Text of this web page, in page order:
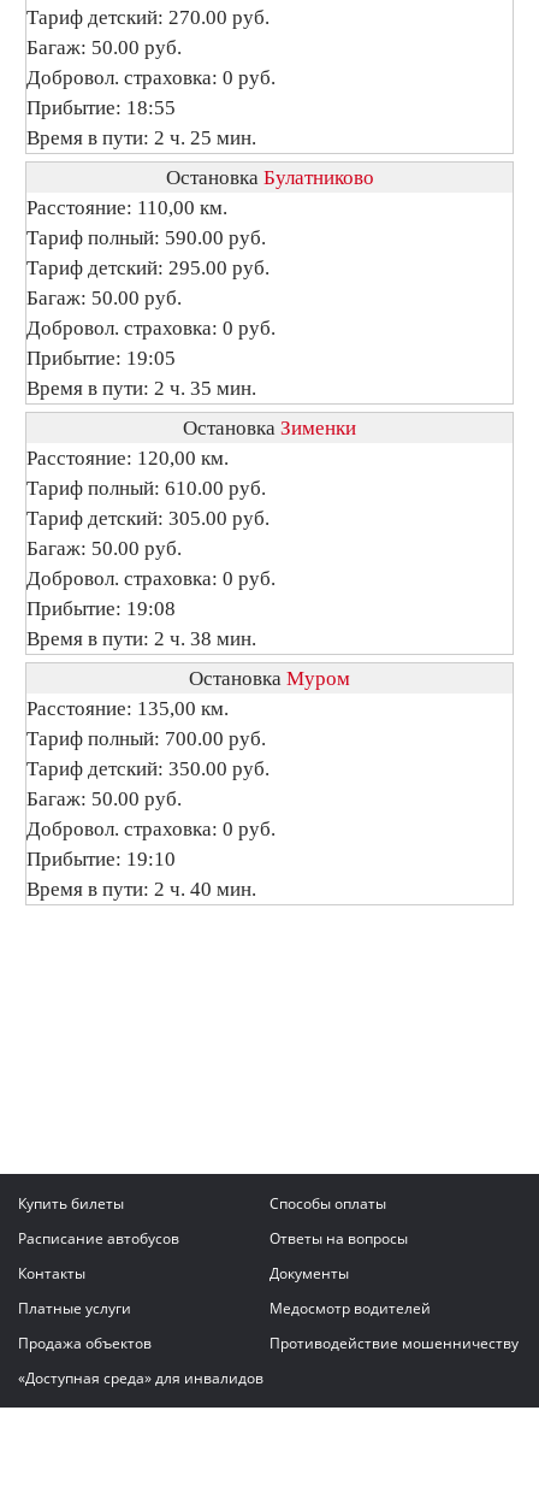
Тариф детский: 270.00 руб.
Багаж: 50.00 руб.
Добровол. страховка: 0 руб.
Прибытие: 18:55
Время в пути: 2 ч. 25 мин.
Остановка Булатниково
Расстояние: 110,00 км.
Тариф полный: 590.00 руб.
Тариф детский: 295.00 руб.
Багаж: 50.00 руб.
Добровол. страховка: 0 руб.
Прибытие: 19:05
Время в пути: 2 ч. 35 мин.
Остановка Зименки
Расстояние: 120,00 км.
Тариф полный: 610.00 руб.
Тариф детский: 305.00 руб.
Багаж: 50.00 руб.
Добровол. страховка: 0 руб.
Прибытие: 19:08
Время в пути: 2 ч. 38 мин.
Остановка Муром
Расстояние: 135,00 км.
Тариф полный: 700.00 руб.
Тариф детский: 350.00 руб.
Багаж: 50.00 руб.
Добровол. страховка: 0 руб.
Прибытие: 19:10
Время в пути: 2 ч. 40 мин.
Купить билеты
Способы оплаты
Расписание автобусов
Ответы на вопросы
Контакты
Документы
Платные услуги
Медосмотр водителей
Продажа объектов
Противодействие мошенничеству
«Доступная среда» для инвалидов